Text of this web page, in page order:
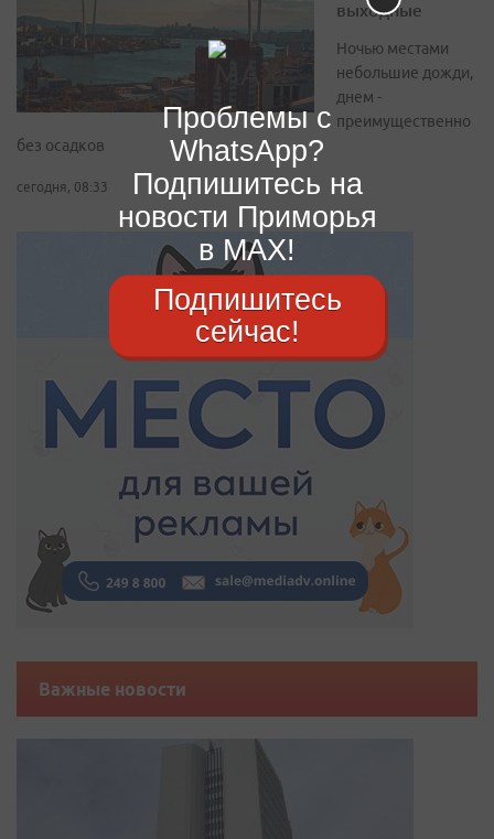
выходные
Ночью местами
небольшие дожди,
днем -
преимущественно
без осадков
сегодня, 08:33
Важные новости
Проблемы с
WhatsApp?
Подпишитесь на
новости Приморья
в MAX!
Подпишитесь
сейчас!